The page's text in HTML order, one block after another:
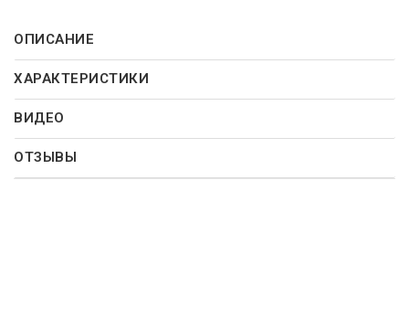
ОПИСАНИЕ
ХАРАКТЕРИСТИКИ
ВИДЕО
ОТЗЫВЫ